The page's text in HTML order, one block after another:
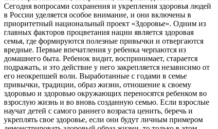
Сегодня вопросами сохранения и укрепления здоровья людей
в России уделяется особое внимание, и они включены в
приоритетный национальный проект «Здоровье». Одним из
главных факторов процветания нации является здоровая
семья, где формируются полезные привычки и отвергаются
вредные. Первые впечатления у ребенка черпаются из
домашнего быта. Ребенок видит, воспринимает, старается
подражать, и это действие у него закрепляется независимо от
его неокрепшей воли. Выработанные с годами в семье
привычки, традиции, образ жизни, отношение к своему
здоровью и здоровью окружающих переносятся ребенком во
взрослую жизнь и во вновь созданную семью. Если взрослые
научат детей с самого раннего возраста ценить, беречь и
укреплять свое здоровье, если они будут личным примером